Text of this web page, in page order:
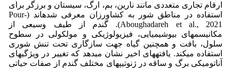
ارقام تجاری متعددی مانند نارین، بم، ارگ، سیستان و برزگر برای
استفاده در مناطق شور به کشاورزان معرفی شدهاند (Pour-
Aboughadareh et al., 2021). گندم از طیف وسیعی از
مکانیسمهای بیوشیمیایی، فیزیولوژیکی و مولکولی در سطوح
سلول، بافت و همچنین گیاه جهت سازگاری تحت تنش شوری
استفاده میکند. یافتههای اخیر نشان میدهد که تغییر در ویژگیهای
آناتومیکی برگ و ساقه در ژنوتیپهای مختلف گندم از صفات حیاتی